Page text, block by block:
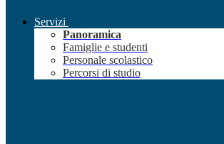
Servizi
Panoramica
Famiglie e studenti
Personale scolastico
Percorsi di studio